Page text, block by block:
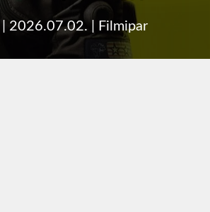
2026.07.02. Filmipar